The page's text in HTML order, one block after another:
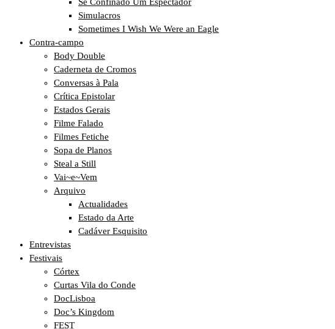
Simulacros
Sometimes I Wish We Were an Eagle
Contra-campo
Body Double
Caderneta de Cromos
Conversas à Pala
Crítica Epistolar
Estados Gerais
Filme Falado
Filmes Fetiche
Sopa de Planos
Steal a Still
Vai~e~Vem
Arquivo
Actualidades
Estado da Arte
Cadáver Esquisito
Entrevistas
Festivais
Córtex
Curtas Vila do Conde
DocLisboa
Doc’s Kingdom
FEST